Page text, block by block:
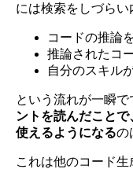
には検索をしづら
コードの推論
推論されたコ
自分のスキル
という流れが一瞬
ントを読んだこと
使えるようになるの
これは他のコード